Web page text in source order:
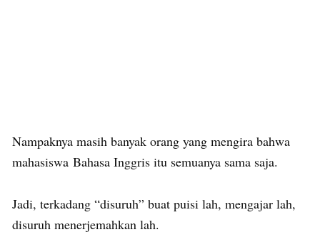
Nampaknya masih banyak orang yang mengira bahwa
mahasiswa Bahasa Inggris itu semuanya sama saja.
Jadi, terkadang “disuruh” buat puisi lah, mengajar lah,
disuruh menerjemahkan lah.